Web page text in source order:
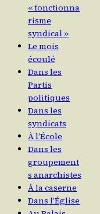
« fonctionna
risme
syndical »
Le mois
écoulé
Dans les
Partis
politiques
Dans les
syndicats
À l’École
Dans les
groupement
s anarchistes
À la caserne
Dans l’Église